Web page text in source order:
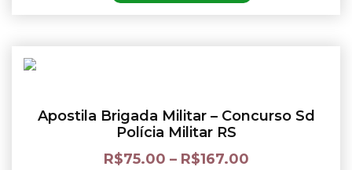
Apostila Brigada Militar – Concurso Sd
Polícia Militar RS
R$75.00 – R$167.00